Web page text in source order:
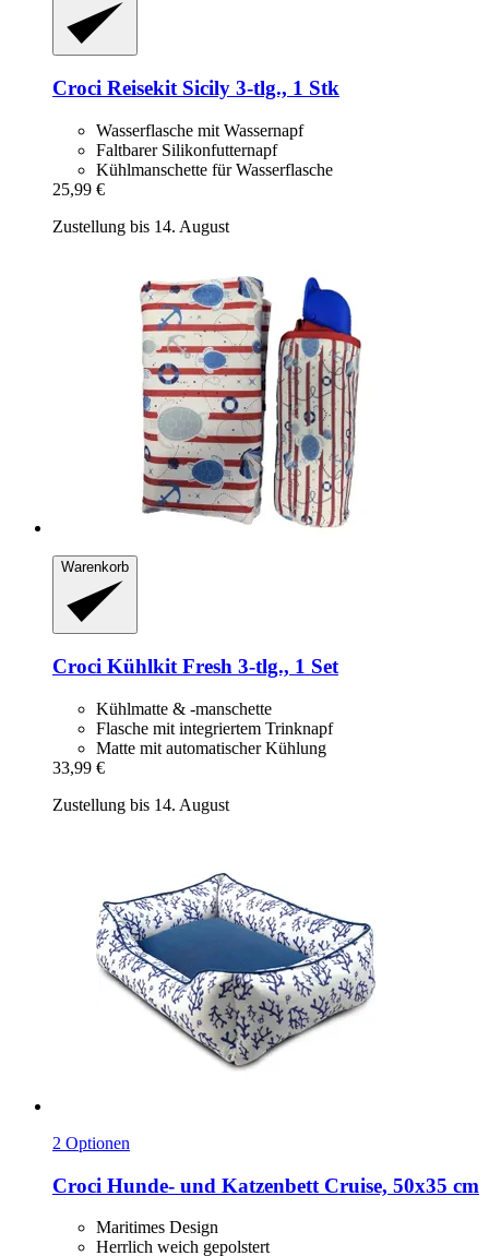
Croci Reisekit Sicily 3-​tlg., 1 Stk
Wasserflasche mit Wassernapf
Faltbarer Silikonfutternapf
Kühlmanschette für Wasserflasche
25,99 €
Zustellung bis 14. August
Warenkorb
Croci Kühlkit Fresh 3-​tlg., 1 Set
Kühlmatte & -manschette
Flasche mit integriertem Trinknapf
Matte mit automatischer Kühlung
33,99 €
Zustellung bis 14. August
2 Optionen
Croci Hunde-​ und Katzenbett Cruise, 50x35 cm
Maritimes Design
Herrlich weich gepolstert